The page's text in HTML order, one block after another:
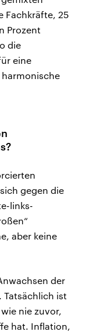
Fachkräfte, 25
Prozent
die
eine
gegen die
links-
aber keine
der
Tatsächlich ist
nie zuvor,
hat. Inflation,